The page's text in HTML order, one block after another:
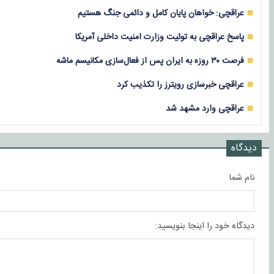
عراقچی: خواهان پایان کامل و دائمی جنگ هستیم
پاسخ عراقچی به توئیت وزارت امنیت داخلی آمریکا
فرصت ۳۰ روزه به ایران پس از فعال‌سازی مکانیسم ماشه
عراقچی خبرسازی رویترز را تکذیب کرد
عراقچی وارد مشهد شد
دیدگاه
نام شما
دیدگاه خود را اینجا بنویسید: